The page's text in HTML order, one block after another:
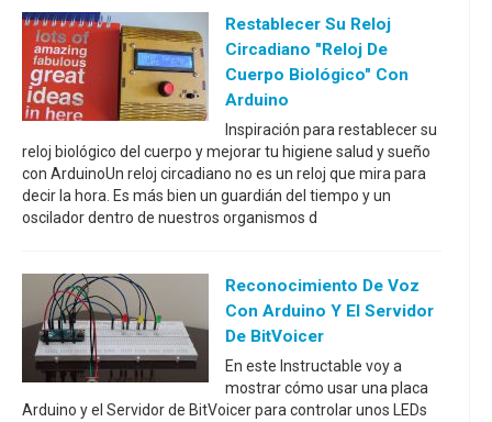
Restablecer Su Reloj
Circadiano "reloj De
Cuerpo Biológico" Con
Arduino
Inspiración para restablecer su
reloj biológico del cuerpo y mejorar tu higiene salud y sueño
con ArduinoUn reloj circadiano no es un reloj que mira para
decir la hora. Es más bien un guardián del tiempo y un
oscilador dentro de nuestros organismos d
Reconocimiento De Voz
Con Arduino Y El Servidor
De BitVoicer
En este Instructable voy a
mostrar cómo usar una placa
Arduino y el Servidor de BitVoicer para controlar unos LEDs